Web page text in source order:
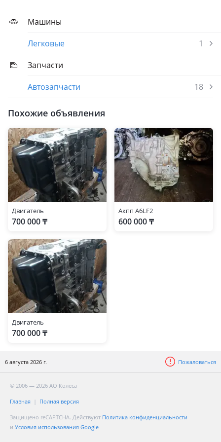
Машины
Легковые
1
Запчасти
Автозапчасти
18
Похожие объявления
Двигатель
700 000 ₸
Акпп А6LF2
600 000 ₸
Двигатель
700 000 ₸
6 августа 2026 г. Пожаловаться
© 2006 — 2026 АО Колеса
Главная Полная версия
Защищено reCAPTCHA. Действуют Политика конфиденциальности
и Условия использования Google